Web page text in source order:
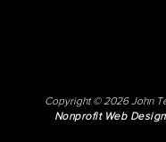
Copyright © 2026 John
Nonprofit Web Design